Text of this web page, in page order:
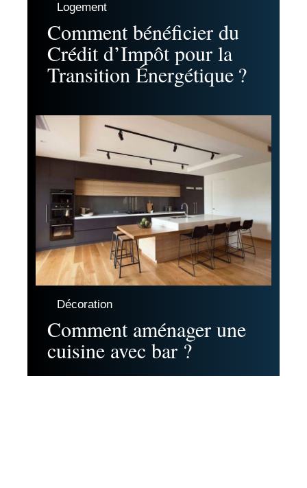
Logement
Comment bénéficier du
Crédit d’Impôt pour la
Transition Énergétique ?
Décoration
Comment aménager une
cuisine avec bar ?